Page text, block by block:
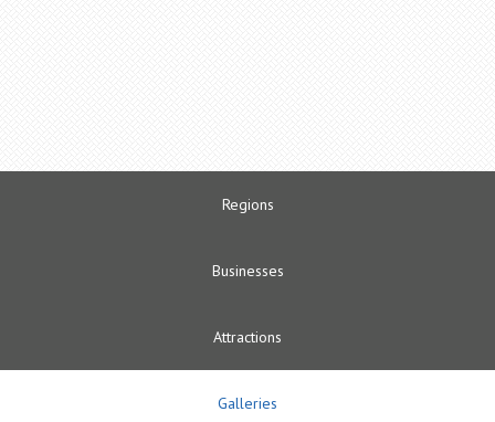
Regions
Businesses
Attractions
Galleries